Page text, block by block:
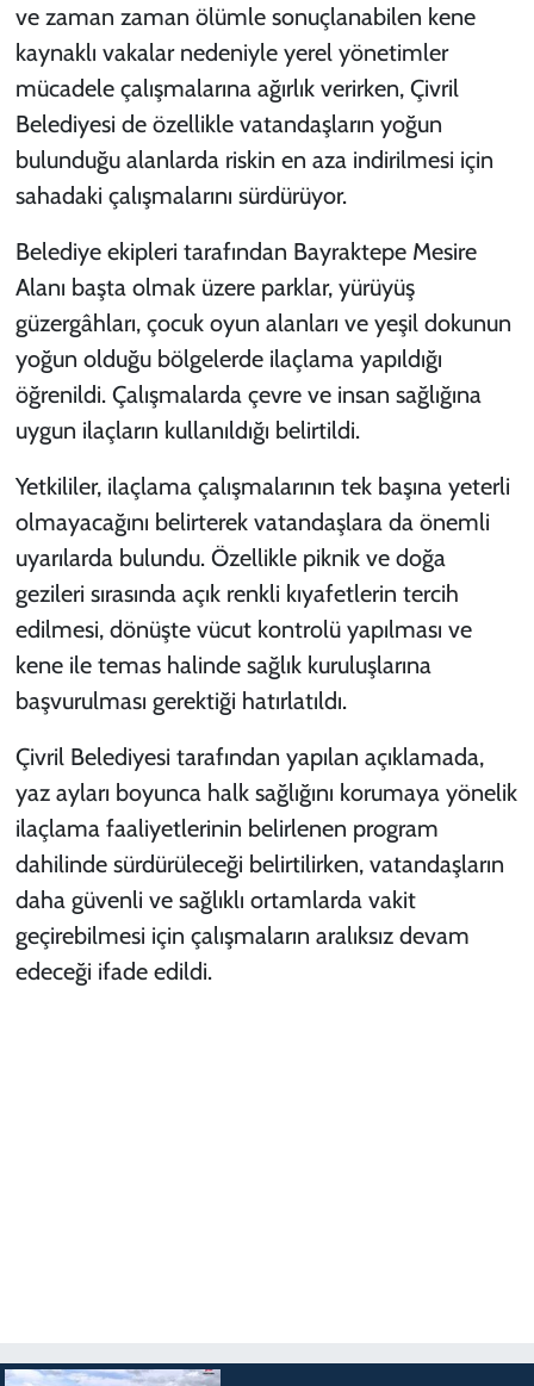
ve zaman zaman ölümle sonuçlanabilen kene
kaynaklı vakalar nedeniyle yerel yönetimler
mücadele çalışmalarına ağırlık verirken, Çivril
Belediyesi de özellikle vatandaşların yoğun
bulunduğu alanlarda riskin en aza indirilmesi için
sahadaki çalışmalarını sürdürüyor.
Belediye ekipleri tarafından Bayraktepe Mesire
Alanı başta olmak üzere parklar, yürüyüş
güzergâhları, çocuk oyun alanları ve yeşil dokunun
yoğun olduğu bölgelerde ilaçlama yapıldığı
öğrenildi. Çalışmalarda çevre ve insan sağlığına
uygun ilaçların kullanıldığı belirtildi.
Yetkililer, ilaçlama çalışmalarının tek başına yeterli
olmayacağını belirterek vatandaşlara da önemli
uyarılarda bulundu. Özellikle piknik ve doğa
gezileri sırasında açık renkli kıyafetlerin tercih
edilmesi, dönüşte vücut kontrolü yapılması ve
kene ile temas halinde sağlık kuruluşlarına
başvurulması gerektiği hatırlatıldı.
Çivril Belediyesi tarafından yapılan açıklamada,
yaz ayları boyunca halk sağlığını korumaya yönelik
ilaçlama faaliyetlerinin belirlenen program
dahilinde sürdürüleceği belirtilirken, vatandaşların
daha güvenli ve sağlıklı ortamlarda vakit
geçirebilmesi için çalışmaların aralıksız devam
edeceği ifade edildi.